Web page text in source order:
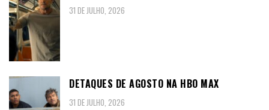
31 DE JULHO, 2026
DETAQUES DE AGOSTO NA HBO MAX
31 DE JULHO, 2026